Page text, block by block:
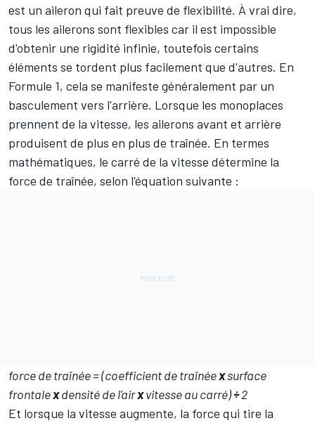
est un aileron qui fait preuve de flexibilité. À vrai dire,
tous les ailerons sont flexibles car il est impossible
d'obtenir une rigidité infinie, toutefois certains
éléments se tordent plus facilement que d'autres. En
Formule 1, cela se manifeste généralement par un
basculement vers l'arrière. Lorsque les monoplaces
prennent de la vitesse, les ailerons avant et arrière
produisent de plus en plus de traînée. En termes
mathématiques, le carré de la vitesse détermine la
force de traînée, selon l'équation suivante :
force de traînée = (coefficient de traînéexsurface
frontalexdensité de l'airxvitesse au carré)÷2
Et lorsque la vitesse augmente, la force qui tire la